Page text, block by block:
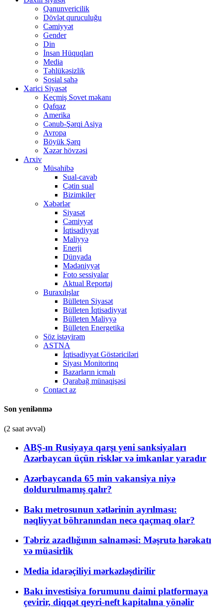
Qanunvericilik
Dövlət quruculuğu
Cəmiyyət
Gender
Din
İnsan Hüquqları
Media
Təhlükəsizlik
Sosial sahə
Xarici Siyasət
Keçmiş Sovet məkanı
Qafqaz
Amerika
Cənub-Şərqi Asiya
Avropa
Böyük Şərq
Xəzər hövzəsi
Arxiv
Müsahibə
Sual-cavab
Çətin sual
Bizimkiler
Xəbərlər
Siyasət
Cəmiyyət
İqtisadiyyat
Maliyyə
Enerji
Dünyada
Mədəniyyət
Foto sessiyalar
Aktual Reportaj
Buraxılışlar
Bülleten Siyasət
Bülleten İqtisadiyyat
Bülleten Maliyyə
Bülleten Energetika
Söz istəyirəm
ASTNA
İqtisadiyyat Göstəriciləri
Siyası Monitorinq
Bazarların icmalı
Qarabağ münaqişəsi
Contact az
Son yenilənmə
(2 saat əvvəl)
ABŞ-ın Rusiyaya qarşı yeni sanksiyaları
Azərbaycan üçün risklər və imkanlar yaradır
Azərbaycanda 65 min vakansiya niyə
doldurulmamış qalır?
Bakı metrosunun xətlərinin ayrılması:
nəqliyyat böhranından necə qaçmaq olar?
Təbriz azadlığının salnaməsi: Məşrutə hərəkatı
və müasirlik
Media idarəçiliyi mərkəzləşdirilir
Bakı investisiya forumunu daimi platformaya
çevirir, diqqət qeyri-neft kapitalına yönəlir